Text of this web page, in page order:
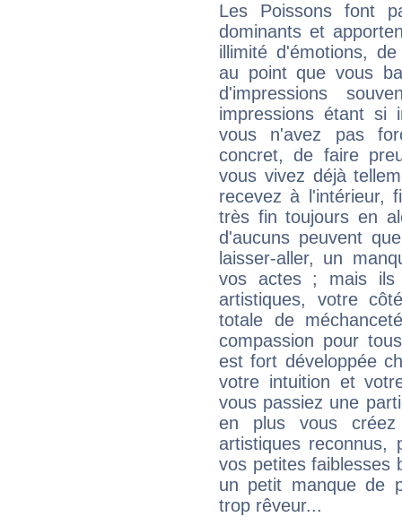
Les Poissons font
dominants et
illimité d'émotions,
au point que vous
d'impressions
impressions étant si
vous n'avez pas
concret, de faire
vous vivez déjà
recevez à l'intérieur,
très fin toujours en
d'aucuns peuvent
laisser-aller, un
vos actes ; mais ils
artistiques, votre
totale de
compassion pour
est fort développée
votre intuition et
vous passiez une
en plus vous
artistiques reconnus,
vos petites faiblesses
un petit manque de
trop rêveur...